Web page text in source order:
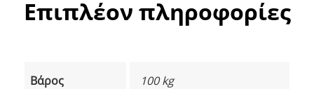
Επιπλέον πληροφορίες
Βάρος 100 kg